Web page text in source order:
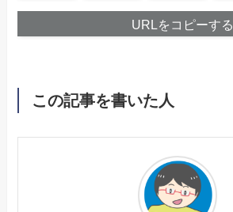
URLをコピーする
この記事を書いた人